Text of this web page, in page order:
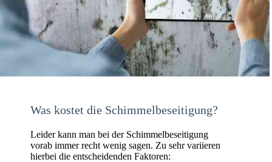
Was kostet die Schimmelbeseitigung?
Leider kann man bei der Schimmelbeseitigung
vorab immer recht wenig sagen. Zu sehr variieren
hierbei die entscheidenden Faktoren: